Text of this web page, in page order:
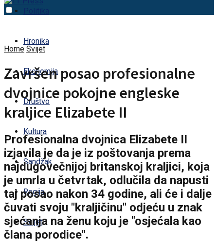
Politika
Hronika
Ekonomija
Društvo
Kultura
Sandžak
Regija
Svijet
Home Svijet
Završen posao profesionalne
dvojnice pokojne engleske
kraljice Elizabete II
Profesionalna dvojnica Elizabete II
izjavila je da je iz poštovanja prema
najdugovečnijoj britanskoj kraljici, koja
je umrla u četvrtak, odlučila da napusti
taj posao nakon 34 godine, ali će i dalje
čuvati svoju "kraljičinu" odjeću u znak
sjećanja na ženu koju je "osjećala kao
člana porodice".